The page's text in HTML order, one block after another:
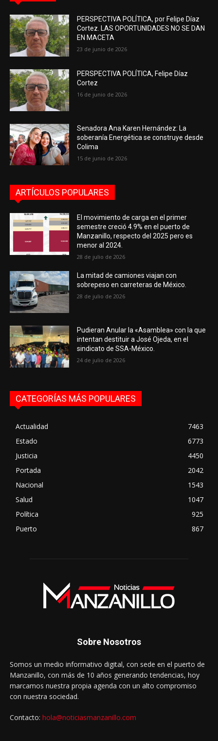
PERSPECTIVA POLÍTICA, por Felipe Díaz
Cortez. LAS OPORTUNIDADES NO SE DAN
EN MACETA
23 de junio de 2026
PERSPECTIVA POLÍTICA, Felipe Díaz
Cortez
16 de junio de 2026
Senadora Ana Karen Hernández: La
soberanía Energética se construye desde
Colima
15 de junio de 2026
ARTÍCULOS POPULARES
El movimiento de carga en el primer
semestre creció 4.9% en el puerto de
Manzanillo, respecto del 2025 pero es
menor al 2024.
28 de julio de 2026
La mitad de camiones viajan con
sobrepeso en carreteras de México.
28 de julio de 2026
Pudieran Anular la «Asamblea» con la que
intentan destituir a José Ojeda, en el
sindicato de SSA-México.
24 de julio de 2026
CATEGORÍAS MÁS POPULARES
Actualidad
7463
Estado
6773
Justicia
4450
Portada
2042
Nacional
1543
Salud
1047
Política
925
Puerto
867
Sobre Nosotros
Somos un medio informativo digital, con sede en el puerto de
Manzanillo, con más de 10 años generando tendencias, hoy
marcamos nuestra propia agenda con un alto compromiso
con nuestra sociedad.
Contacto: hola@noticiasmanzanillo.com